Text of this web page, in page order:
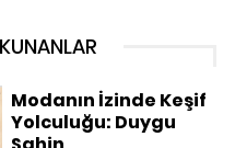
Modanın İzinde Keşif
Yolculuğu: Duygu